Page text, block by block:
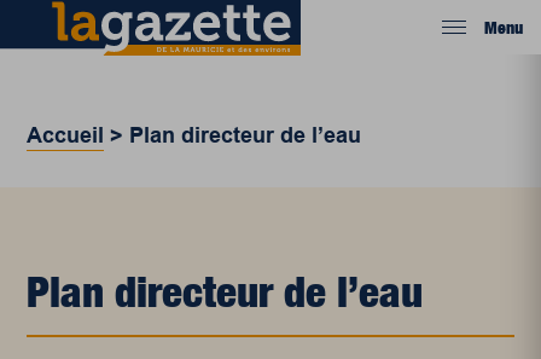
Menu
Accueil > Plan directeur de l’eau
Plan directeur de l’eau